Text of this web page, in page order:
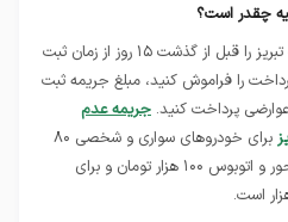
چقدر است؟
شما باید مبلغ عوارض آزادراه ارومیه تبریز را قبل از گذشت ۱۵ روز از زمان ثبت
را فراموش کنید، مبلغ جریمه ثبت
پرداخت کنید. جریمه عدم
برای خودروهای سواری و شخصی ۸۰
هزار تومان، برای کامیون‌های دو محور و اتوبوس ۱۰۰ هزار تومان و برای